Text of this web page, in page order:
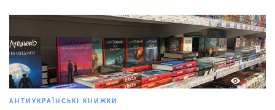
582
АНТИУКРАЇНСЬКІ КНИЖКИ